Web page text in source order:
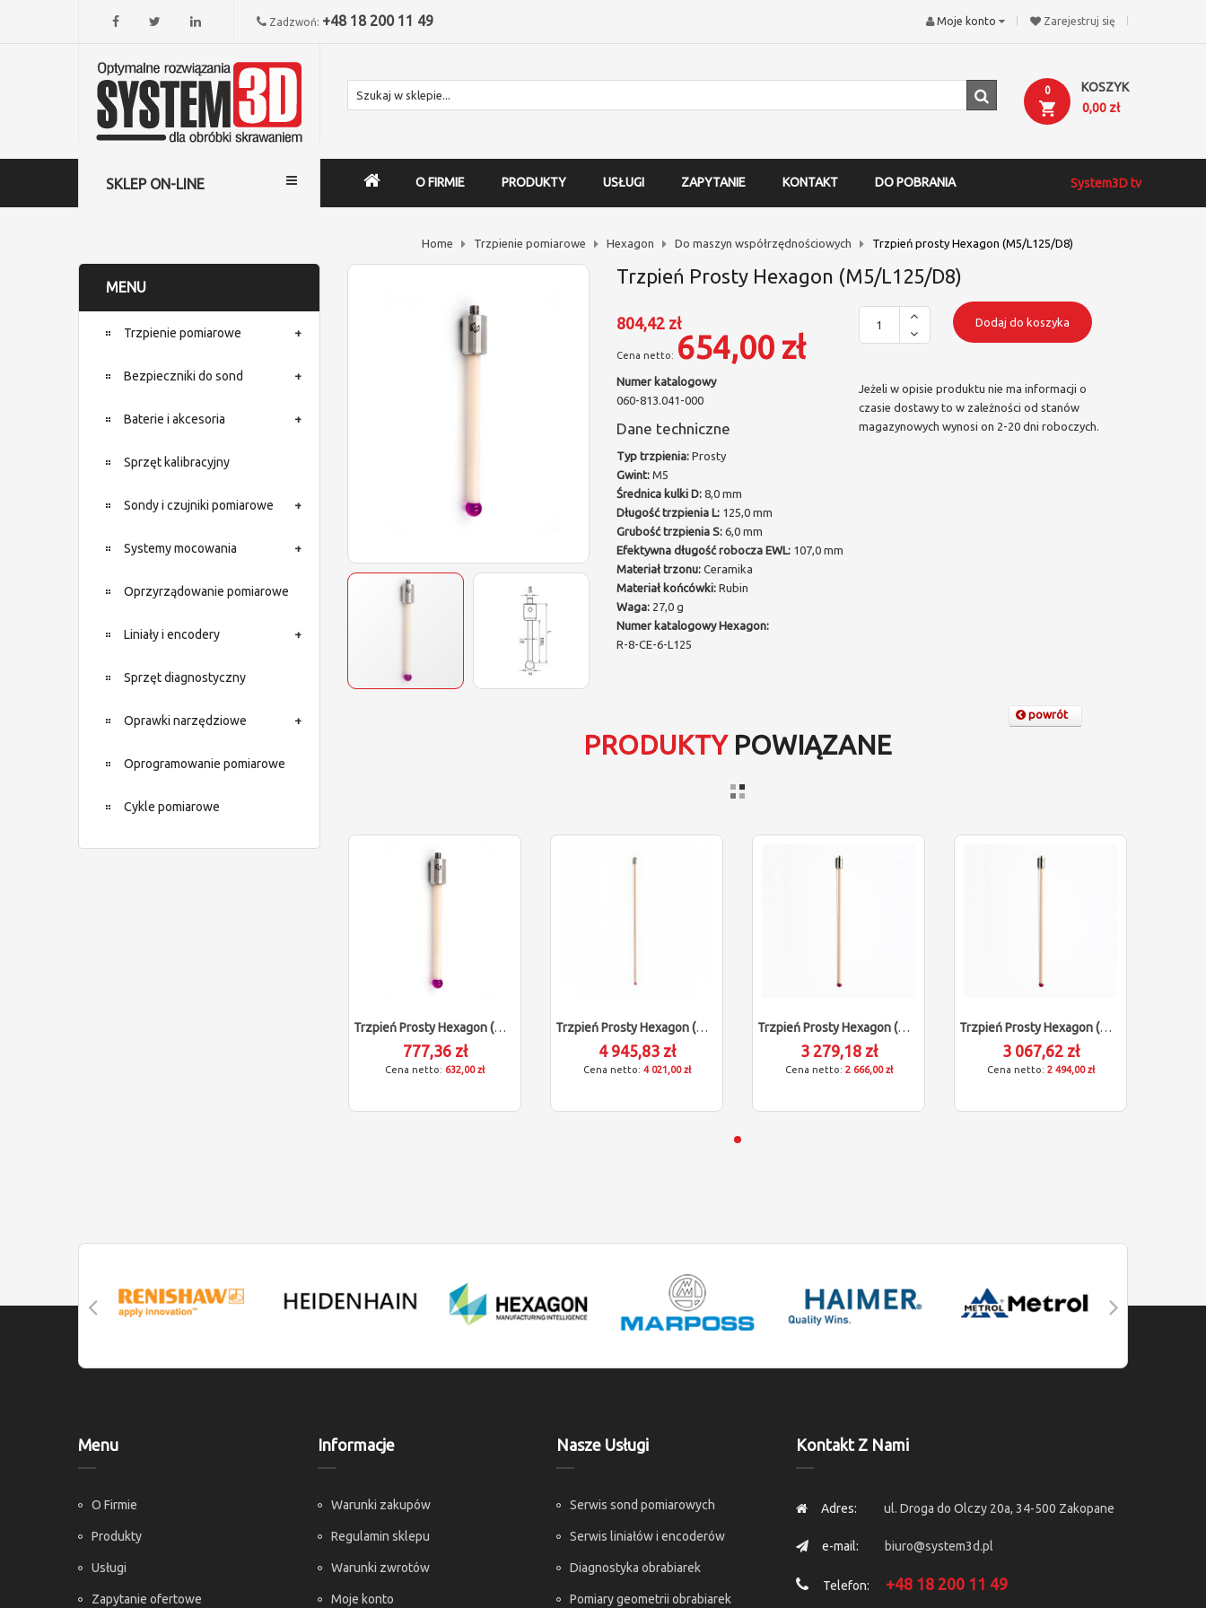
Zadzwoń: +48 18 200 11 49 Zarejestruj się
Moje konto
KOSZYK
0
0,00 zł
SKLEP ON-LINE O FIRMIE PRODUKTY USŁUGI ZAPYTANIE KONTAKT DO POBRANIA System3D tv
Home Trzpienie pomiarowe Hexagon Do maszyn współrzędnościowych Trzpień prosty Hexagon (M5/L125/D8)
MENU
Trzpienie pomiarowe
Bezpieczniki do sond
Baterie i akcesoria
Sprzęt kalibracyjny
Sondy i czujniki pomiarowe
Systemy mocowania
Oprzyrządowanie pomiarowe
Liniały i encodery
Sprzęt diagnostyczny
Oprawki narzędziowe
Oprogramowanie pomiarowe
Cykle pomiarowe
Trzpień Prosty Hexagon (M5/L125/D8)
804,42 zł
654,00 zł
Numer katalogowy
060-813.041-000
Dane techniczne
Typ trzpienia:Prosty
Gwint:M5
Średnica kulki D:8,0 mm
Długość trzpienia L:125,0 mm
Grubość trzpienia S:6,0 mm
Efektywna długość robocza EWL:107,0 mm
Materiał trzonu:Ceramika
Materiał końcówki:Rubin
Waga:27,0 g
Numer katalogowy Hexagon:
R-8-CE-6-L125
Dodaj do koszyka
Jeżeli w opisie produktu nie ma informacji o
czasie dostawy to w zależności od stanów
magazynowych wynosi on 2-20 dni roboczych.
powrót
PRODUKTYPOWIĄZANE
Trzpień Prosty Hexagon (M5/L90/D8)
777,36 zł
632,00 zł
Trzpień Prosty Hexagon (M5/L500/D12)
4 945,83 zł
4 021,00 zł
Trzpień Prosty Hexagon (M5/L350/D10)
3 279,18 zł
2 666,00 zł
Trzpień Prosty Hexagon (M5/L300/D10)
3 067,62 zł
2 494,00 zł
Menu
O Firmie
Produkty
Usługi
Zapytanie ofertowe
Informacje
Warunki zakupów
Regulamin sklepu
Warunki zwrotów
Moje konto
Nasze Usługi
Serwis sond pomiarowych
Serwis liniałów i encoderów
Diagnostyka obrabiarek
Pomiary geometrii obrabiarek
Kontakt Z Nami
Adres: ul. Droga do Olczy 20a, 34-500 Zakopane
e-mail: biuro@system3d.pl
Telefon: +48 18 200 11 49